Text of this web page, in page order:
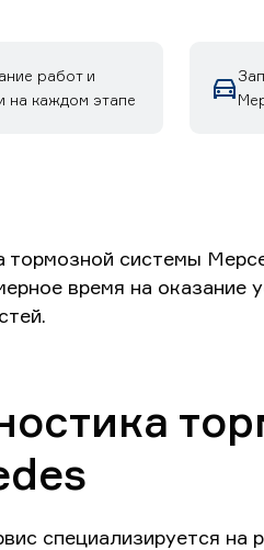
работ и
на каждом этапе
тормозной системы
время на оказание
специализируется